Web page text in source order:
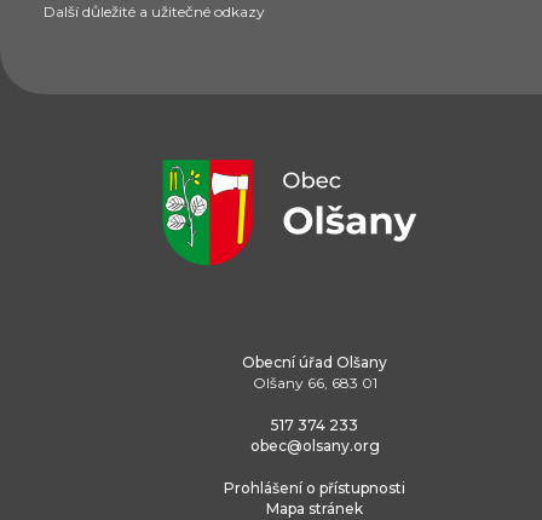
Další důležité a užitečné odkazy
Obecní úřad Olšany
Olšany 66, 683 01
517 374 233
obec@olsany.org
Prohlášení o přístupnosti
Mapa stránek